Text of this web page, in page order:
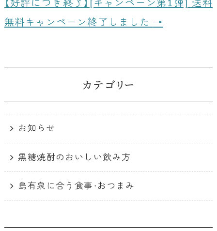
k
【好評につき終了】[キャンペーン第1弾] 送料
無料キャンペーン終了しました →
カテゴリー
お知らせ
黒糖焼酎のおいしい飲み方
島有泉に合う食事・おつまみ